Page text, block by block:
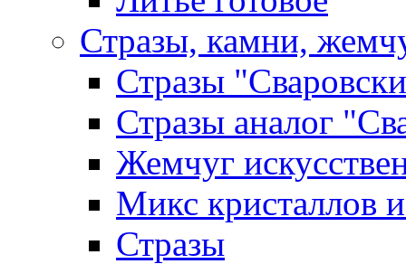
Стразы, камни,
Стразы
Стразы аналог
Жемчуг
Микс кристаллов
Стразы